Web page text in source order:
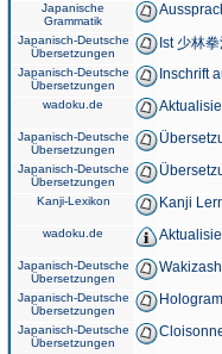
Japanische
Grammatik
Japanisch-Deutsche
Übersetzungen
Ist 少林
Japanisch-Deutsche
Übersetzungen
Inschrift
wadoku.de
Japanisch-Deutsche
Übersetzungen
Japanisch-Deutsche
Übersetzungen
Kanji-Lexikon Kanji
wadoku.de
Japanisch-Deutsche
Übersetzungen
Japanisch-Deutsche
Übersetzungen
Japanisch-Deutsche
Übersetzungen